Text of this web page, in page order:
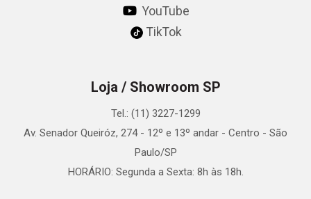
YouTube
TikTok
Loja / Showroom SP
Tel.: (11) 3227-1299
Av. Senador Queiróz, 274 - 12º e 13º andar - Centro - São
Paulo/SP
HORÁRIO: Segunda a Sexta: 8h às 18h.